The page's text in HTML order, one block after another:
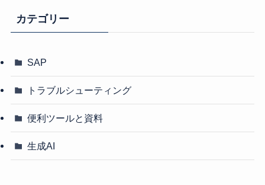
カテゴリー
SAP
トラブルシューティング
便利ツールと資料
生成AI